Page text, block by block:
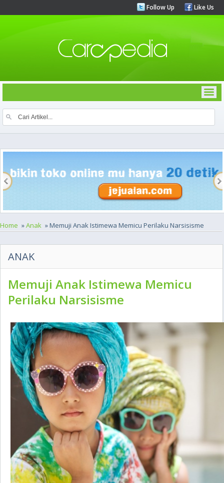
Follow Up Like Us
Home »Anak » Memuji Anak Istimewa Memicu Perilaku Narsisisme
ANAK
Memuji Anak Istimewa Memicu
Perilaku Narsisisme